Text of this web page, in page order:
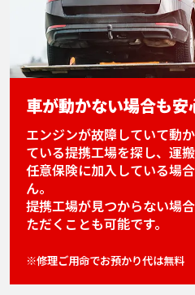
車が動かない場合も安
エンジンが故障していて動
ている提携工場を探し、運搬
任意保険に加入している場
ん。
提携工場が見つからない場
ただくことも可能です。
※修理ご用命でお預かり代は無料